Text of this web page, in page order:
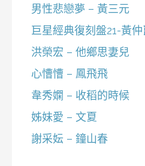
男性悲戀夢 – 黃三元
巨星經典復刻盤21-黃仲
洪榮宏 – 他鄉思妻兒
心慒慒 – 鳳飛飛
韋秀嫻 – 收稻的時候
姊妹愛 – 文夏
謝采妘 – 鐘山春